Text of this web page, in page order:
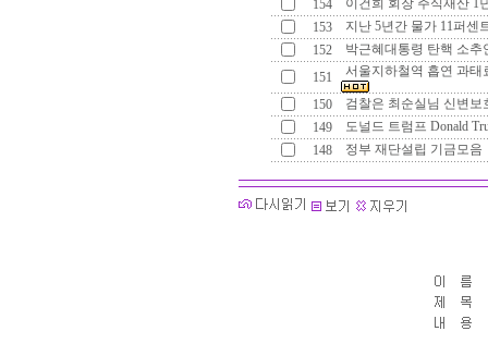
154
이건희 회장 주식재산 1
153
지난 5년간 물가 11퍼
152
박근혜대통령 탄핵 소
151
서울지하철역 흡연 과
150
검찰은 최순실님 신변
149
도널드 트럼프 Donald
148
정부 재단설립 기금모음